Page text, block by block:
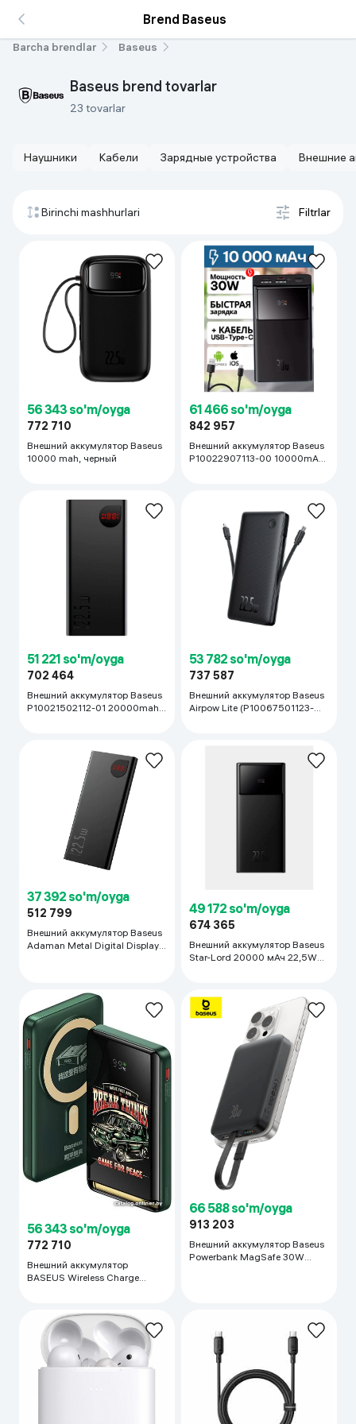
Brend Baseus
Barcha brendlar Baseus
Baseus brend tovarlar
23 tovarlar
Наушники Кабели Зарядные устройства Внешние
Birinchi mashhurlari Filtrlar
56 343 so'm/oyga
772 710
Внешний аккумулятор Baseus
10000 mah, черный
61 466 so'm/oyga
842 957
Внешний аккумулятор Baseus
P10022907113-00 10000mAh
51 221 so'm/oyga
702 464
Внешний аккумулятор Baseus
P10021502112-01 20000mah
53 782 so'm/oyga
737 587
Внешний аккумулятор Baseus
Airpow Lite (P10067501123-
37 392 so'm/oyga
512 799
Внешний аккумулятор Baseus
Adaman Metal Digital Display
49 172 so'm/oyga
674 365
Внешний аккумулятор Baseus
Star-Lord 20000 мАч 22,5W
56 343 so'm/oyga
772 710
Внешний аккумулятор
BASEUS Wireless Charge
66 588 so'm/oyga
913 203
Внешний аккумулятор Baseus
Powerbank MagSafe 30W